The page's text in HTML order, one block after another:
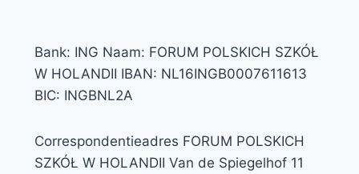
Bank: ING Naam: FORUM POLSKICH SZKÓŁ
W HOLANDII IBAN: NL16INGB0007611613
BIC: INGBNL2A
Correspondentieadres FORUM POLSKICH
SZKÓŁ W HOLANDII Van de Spiegelhof 11